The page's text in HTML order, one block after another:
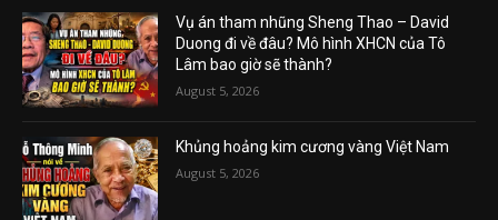
Vụ án tham nhũng Sheng Thao – David
Duong đi về đâu? Mô hình XHCN của Tô
Lâm bao giờ sẽ thành?
August 5, 2026
Khủng hoảng kim cương vàng Việt Nam
August 5, 2026